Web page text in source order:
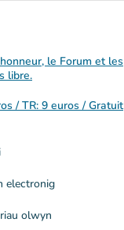
le Forum et les
libre.
/ TR: 9 euros / Gratuit
electronig
olwyn